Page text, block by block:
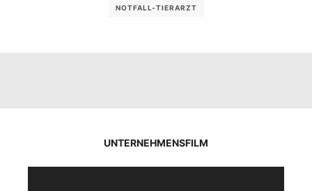
NOTFALL-TIERARZT
UNTERNEHMENSFILM